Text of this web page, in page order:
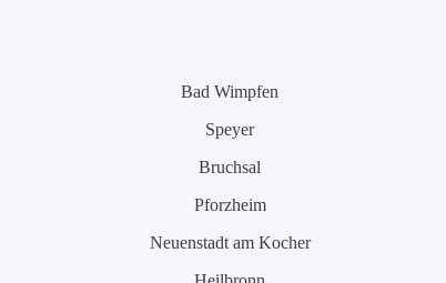
Bad Wimpfen
Speyer
Bruchsal
Pforzheim
Neuenstadt am Kocher